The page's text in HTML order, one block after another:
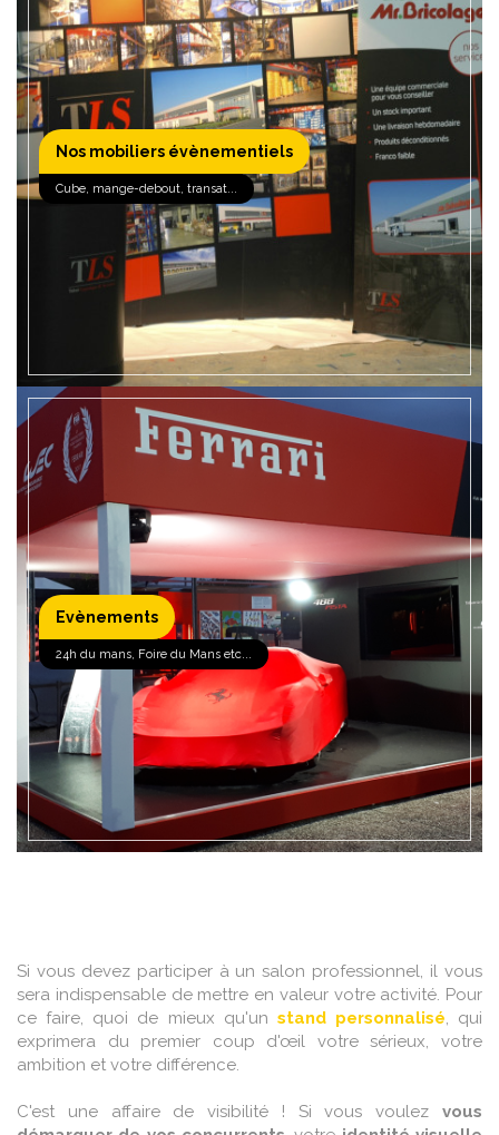
Nos mobiliers évènementiels
Cube, mange-debout, transat...
EN SAVOIR +
Evènements
24h du mans, Foire du Mans etc...
EN SAVOIR +
Si vous devez participer à un salon professionnel, il vous
sera indispensable de mettre en valeur votre activité. Pour
ce faire, quoi de mieux qu'un stand personnalisé, qui
exprimera du premier coup d'œil votre sérieux, votre
ambition et votre différence.
C'est une affaire de visibilité ! Si vous voulez vous